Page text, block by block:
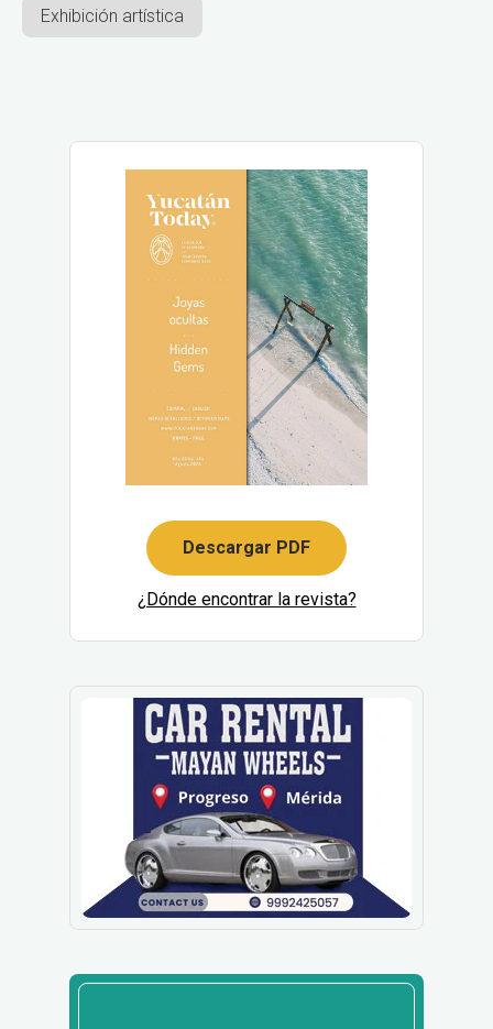
Exhibición artística
Descargar PDF
¿Dónde encontrar la revista?